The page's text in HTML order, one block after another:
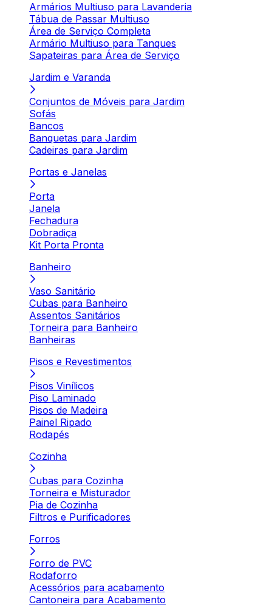
Armários Multiuso para Lavanderia
Tábua de Passar Multiuso
Área de Serviço Completa
Armário Multiuso para Tanques
Sapateiras para Área de Serviço
Jardim e Varanda
Conjuntos de Móveis para Jardim
Sofás
Bancos
Banquetas para Jardim
Cadeiras para Jardim
Portas e Janelas
Porta
Janela
Fechadura
Dobradiça
Kit Porta Pronta
Banheiro
Vaso Sanitário
Cubas para Banheiro
Assentos Sanitários
Torneira para Banheiro
Banheiras
Pisos e Revestimentos
Pisos Vinílicos
Piso Laminado
Pisos de Madeira
Painel Ripado
Rodapés
Cozinha
Cubas para Cozinha
Torneira e Misturador
Pia de Cozinha
Filtros e Purificadores
Forros
Forro de PVC
Rodaforro
Acessórios para acabamento
Cantoneira para Acabamento